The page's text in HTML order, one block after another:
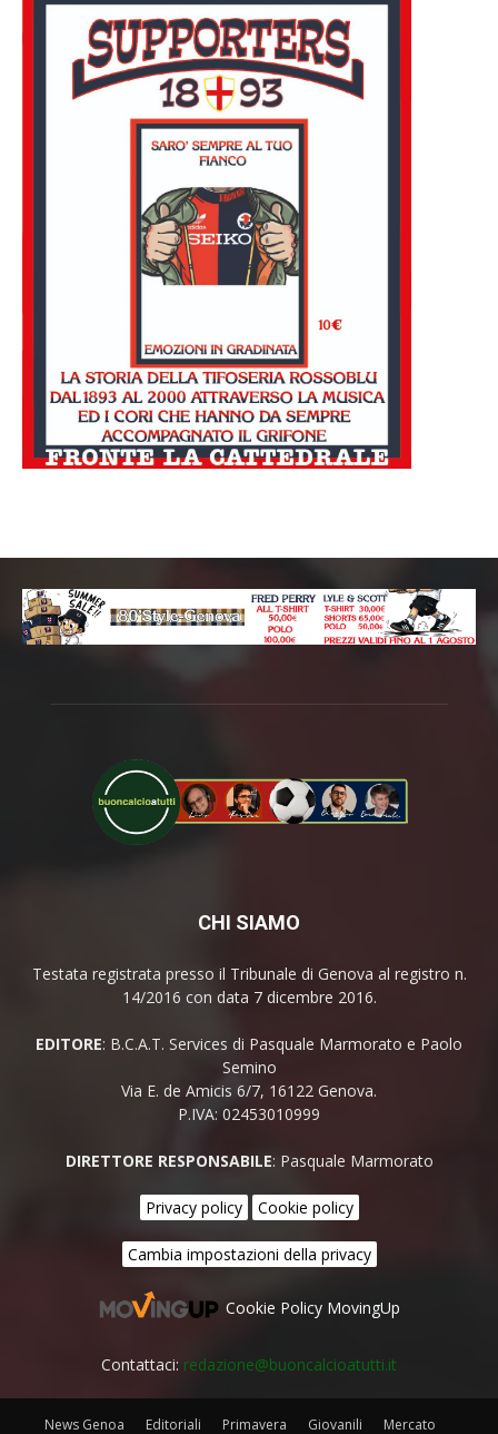
CHI SIAMO
Testata registrata presso il Tribunale di Genova al registro n.
14/2016 con data 7 dicembre 2016.
EDITORE: B.C.A.T. Services di Pasquale Marmorato e Paolo
Semino
Via E. de Amicis 6/7, 16122 Genova.
P.IVA: 02453010999
DIRETTORE RESPONSABILE: Pasquale Marmorato
Privacy policy Cookie policy
Cambia impostazioni della privacy
Cookie Policy MovingUp
Contattaci: redazione@buoncalcioatutti.it
News Genoa Editoriali Primavera Giovanili Mercato